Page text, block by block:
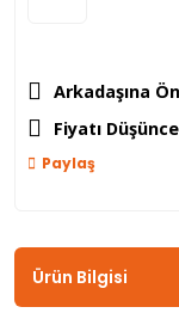
Arkadaşına
Fiyatı
Paylaş
Ürün Bilgisi